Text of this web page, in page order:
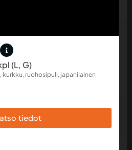
(L, G)
ruohosipuli, japanilainen
tiedot